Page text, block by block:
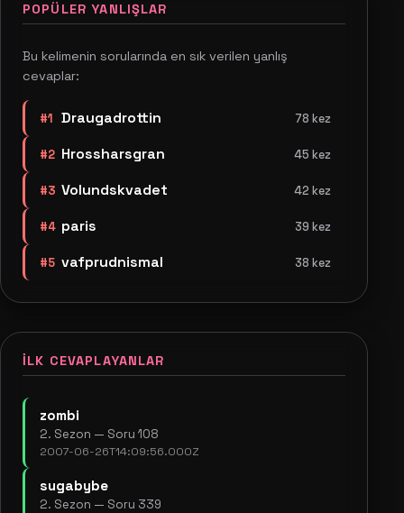
POPÜLER YANLIŞLAR
Bu kelimenin sorularında en sık verilen yanlış
cevaplar:
#1 Draugadrottin 78 kez
#2 Hrossharsgran 45 kez
#3 Volundskvadet 42 kez
#4 paris 39 kez
#5 vafprudnismal 38 kez
İLK CEVAPLAYANLAR
zombi
2. Sezon — Soru 108
2007-06-26T14:09:56.000Z
sugabybe
2. Sezon — Soru 339